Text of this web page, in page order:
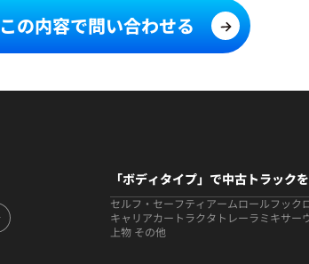
この内容で問い合わせる
「ボディタイプ」で中古トラック
セルフ・セーフティ アームロールフック
キャリアカー トラクタ トレーラ ミキサー
上物 その他